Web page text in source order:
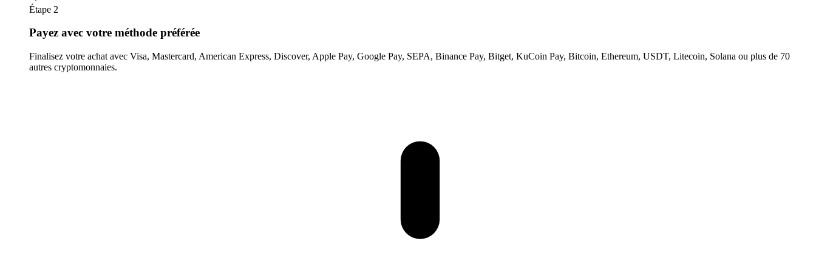
Étape 2
Payez avec votre méthode préférée
Finalisez votre achat avec Visa, Mastercard, American Express, Discover, Apple Pay, Google Pay, SEPA, Binance Pay, Bitget, KuCoin Pay, Bitcoin, Ethereum, USDT, Litecoin, Solana ou plus de 70
autres cryptomonnaies.